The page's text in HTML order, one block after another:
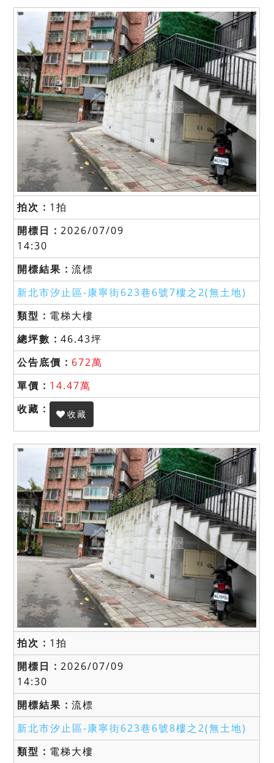
1拍
2026/07/09
14:30
流標
新北市汐止區-康寧街623巷6號7樓之2(無土地)
電梯大樓
46.43坪
672萬
14.47萬
收藏
1拍
2026/07/09
14:30
流標
新北市汐止區-康寧街623巷6號8樓之2(無土地)
電梯大樓